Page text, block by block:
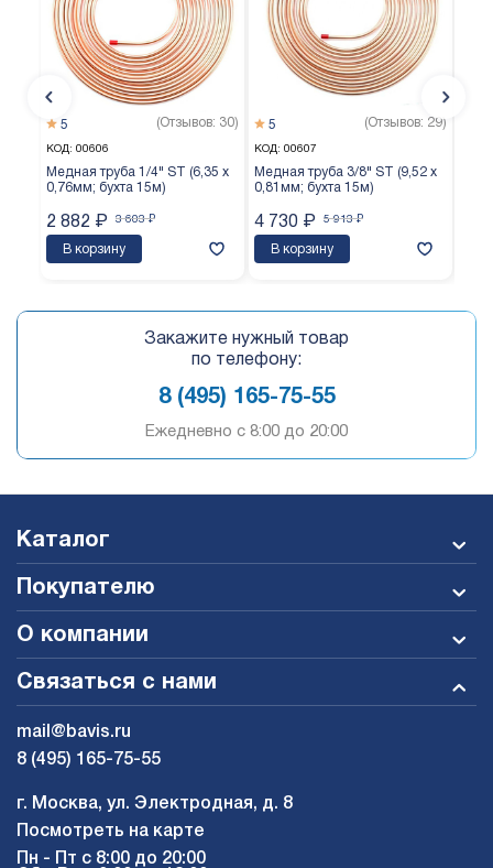
КОД: 00606
Медная труба 1/4" ST (6,35 х
0,76мм; бухта 15м)
(Отзывов: 30)
5
3 603 ₽
2 882 ₽
В корзину
КОД: 00607
Медная труба 3/8" ST (9,52 х
0,81мм; бухта 15м)
(Отзывов: 29)
5
5 913 ₽
4 730 ₽
В корзину
Закажите нужный товар
по телефону:
8 (495) 165-75-55
Ежедневно c 8:00 до 20:00
Каталог
Покупателю
О компании
Связаться с нами
mail@bavis.ru
8 (495) 165-75-55
г. Москва, ул. Электродная, д. 8
Посмотреть на карте
Пн - Пт с 8:00 до 20:00